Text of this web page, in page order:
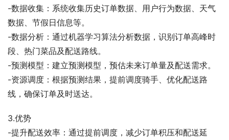
-数据收集：系统收集历史订单数据、用户行为数据、天气
数据、节假日信息等。
-数据分析：通过机器学习算法分析数据，识别订单高峰时
段、热门菜品及配送路线。
-预测模型：建立预测模型，预估未来订单量及配送需求。
-资源调度：根据预测结果，提前调度骑手、优化配送路
线，确保订单及时送达。
3.优势
-提升配送效率：通过提前调度，减少订单积压和配送延